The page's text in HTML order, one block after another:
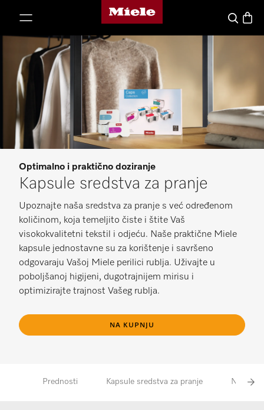
Miele početna stranica
Pretraga
Optimalno i praktično doziranje
Kapsule sredstva za pranje
Upoznajte naša sredstva za pranje s već određenom
količinom, koja temeljito čiste i štite Vaš
visokokvalitetni tekstil i odjeću. Naše praktične Miele
kapsule jednostavne su za korištenje i savršeno
odgovaraju Vašoj Miele perilici rublja. Uživajte u
poboljšanoj higijeni, dugotrajnijem mirisu i
optimizirajte trajnost Vašeg rublja.
NA KUPNJU
Prednosti Kapsule sredstva za pranje Njega